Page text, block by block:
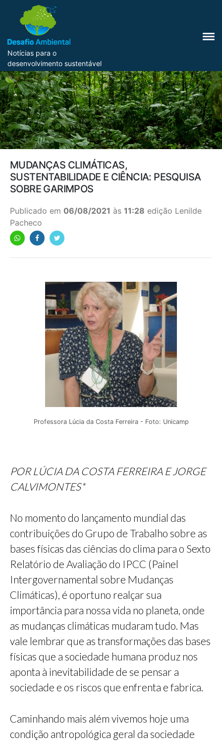
Notícias para o
desenvolvimento sustentável
MUDANÇAS CLIMÁTICAS,
SUSTENTABILIDADE E CIÊNCIA: PESQUISA
SOBRE GARIMPOS
Publicado em 06/08/2021 às 11:28 edição Lenilde
Pacheco
Professora Lúcia da Costa Ferreira - Foto: Unicamp
POR LÚCIA DA COSTA FERREIRA E JORGE
CALVIMONTES*
No momento do lançamento mundial das
contribuições do Grupo de Trabalho sobre as
bases físicas das ciências do clima para o Sexto
Relatório de Avaliação do IPCC (Painel
Intergovernamental sobre Mudanças
Climáticas), é oportuno realçar sua
importância para nossa vida no planeta, onde
as mudanças climáticas mudaram tudo. Mas
vale lembrar que as transformações das bases
físicas que a sociedade humana produz nos
aponta à inevitabilidade de se pensar a
sociedade e os riscos que enfrenta e fabrica.
Caminhando mais além vivemos hoje uma
condição antropológica geral da sociedade